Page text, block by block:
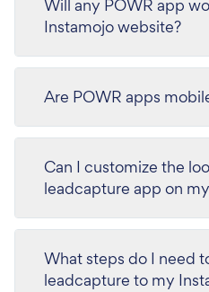
Will any POWR app
Instamojo website?
Are POWR apps
Can I customize the
leadcapture app on
What steps do I need
leadcapture to my